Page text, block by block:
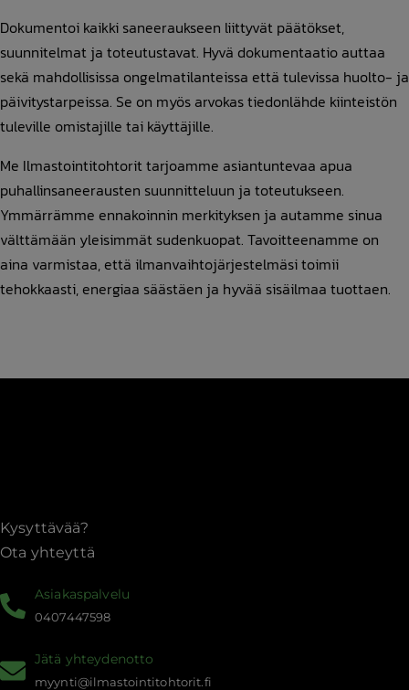
Dokumentoi kaikki saneeraukseen liittyvät päätökset,
suunnitelmat ja toteutustavat. Hyvä dokumentaatio auttaa
sekä mahdollisissa ongelmatilanteissa että tulevissa huolto- ja
päivitystarpeissa. Se on myös arvokas tiedonlähde kiinteistön
tuleville omistajille tai käyttäjille.
Me Ilmastointitohtorit tarjoamme asiantuntevaa apua
puhallinsaneerausten suunnitteluun ja toteutukseen.
Ymmärrämme ennakoinnin merkityksen ja autamme sinua
välttämään yleisimmät sudenkuopat. Tavoitteenamme on
aina varmistaa, että ilmanvaihtojärjestelmäsi toimii
tehokkaasti, energiaa säästäen ja hyvää sisäilmaa tuottaen.
Kysyttävää?
Ota yhteyttä
Asiakaspalvelu
0407447598
Jätä yhteydenotto
myynti@ilmastointitohtorit.fi